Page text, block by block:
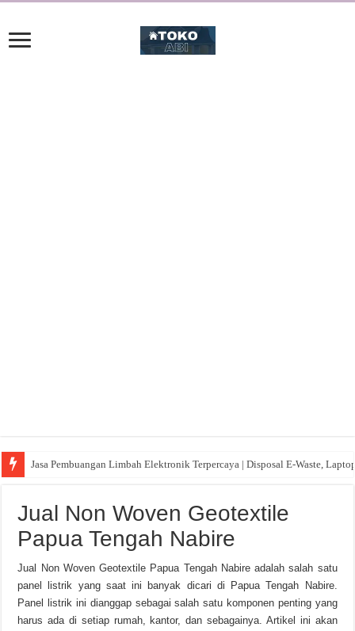
Jasa Pembuangan Limbah Elektronik Terpercaya | Disposal E-Waste,
Jual Non Woven Geotextile
Papua Tengah Nabire
Jual Non Woven Geotextile Papua Tengah Nabire adalah salah satu
panel listrik yang saat ini banyak dicari di Papua Tengah Nabire.
Panel listrik ini dianggap sebagai salah satu komponen penting yang
harus ada di setiap rumah, kantor, dan sebagainya. Artikel ini akan